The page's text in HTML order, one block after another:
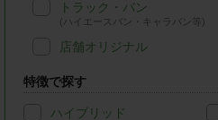
トラック・バン
(ハイエースバン・キャラバン等)
店舗オリジナル
特徴で探す
ハイブリッド